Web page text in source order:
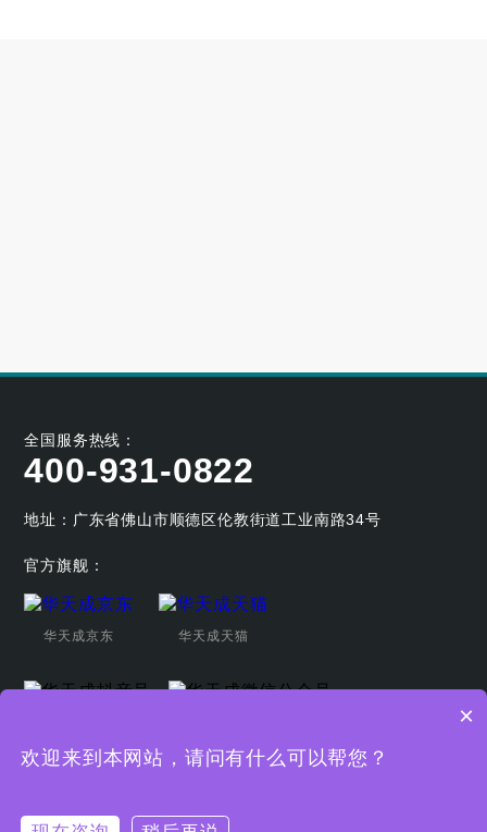
全国服务热线：
400-931-0822
地址：广东省佛山市顺德区伦教街道工业南路34号
官方旗舰：
华天成京东 华天成天猫
Copyright © 广东华天成新能源科技股份有限公司
粤ICP备19044080
×
欢迎来到本网站，请问有什么可以帮您？